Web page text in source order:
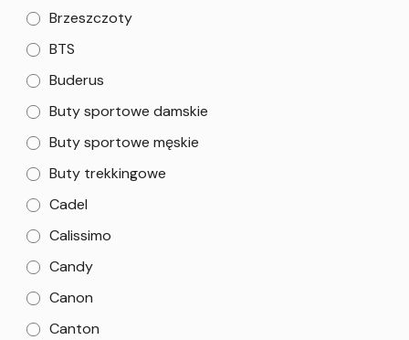
Brzeszczoty
BTS
Buderus
Buty sportowe damskie
Buty sportowe męskie
Buty trekkingowe
Cadel
Calissimo
Candy
Canon
Canton